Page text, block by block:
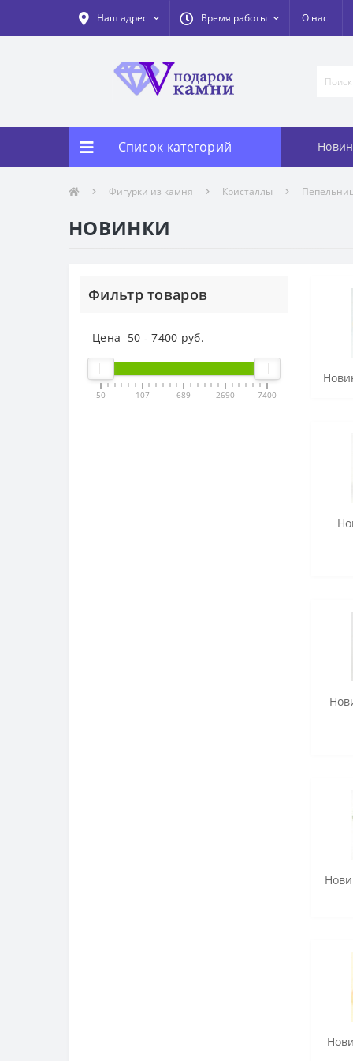
Наш адрес Время работы О нас
Список категорий
Фигурки из камня Кристаллы
НОВИНКИ
Фильтр товаров
Цена 50 -7400 руб.
50 107 689 2690 7400